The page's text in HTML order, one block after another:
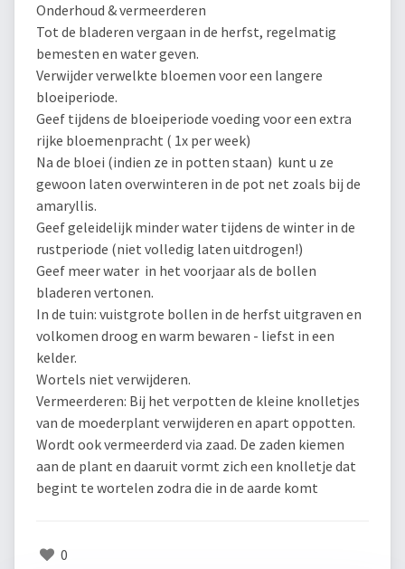
Onderhoud & vermeerderen
Tot de bladeren vergaan in de herfst, regelmatig
bemesten en water geven.
Verwijder verwelkte bloemen voor een langere
bloeiperiode.
Geef tijdens de bloeiperiode voeding voor een extra
rijke bloemenpracht ( 1x per week)
Na de bloei (indien ze in potten staan) kunt u ze
gewoon laten overwinteren in de pot net zoals bij de
amaryllis.
Geef geleidelijk minder water tijdens de winter in de
rustperiode (niet volledig laten uitdrogen!)
Geef meer water in het voorjaar als de bollen
bladeren vertonen.
In de tuin: vuistgrote bollen in de herfst uitgraven en
volkomen droog en warm bewaren - liefst in een
kelder.
Wortels niet verwijderen.
Vermeerderen: Bij het verpotten de kleine knolletjes
van de moederplant verwijderen en apart oppotten.
Wordt ook vermeerderd via zaad. De zaden kiemen
aan de plant en daaruit vormt zich een knolletje dat
begint te wortelen zodra die in de aarde komt
0